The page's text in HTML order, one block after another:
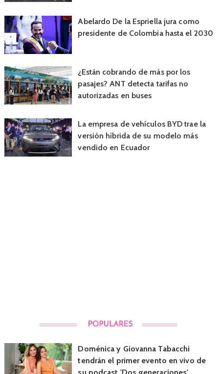
Abelardo De la Espriella jura como
presidente de Colombia hasta el 2030
¿Están cobrando de más por los
pasajes? ANT detecta tarifas no
autorizadas en buses
La empresa de vehículos BYD trae la
versión híbrida de su modelo más
vendido en Ecuador
Doménica y Giovanna Tabacchi
tendrán el primer evento en vivo de